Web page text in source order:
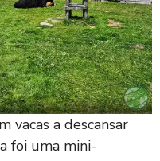
vacas a descansar
foi uma mini-